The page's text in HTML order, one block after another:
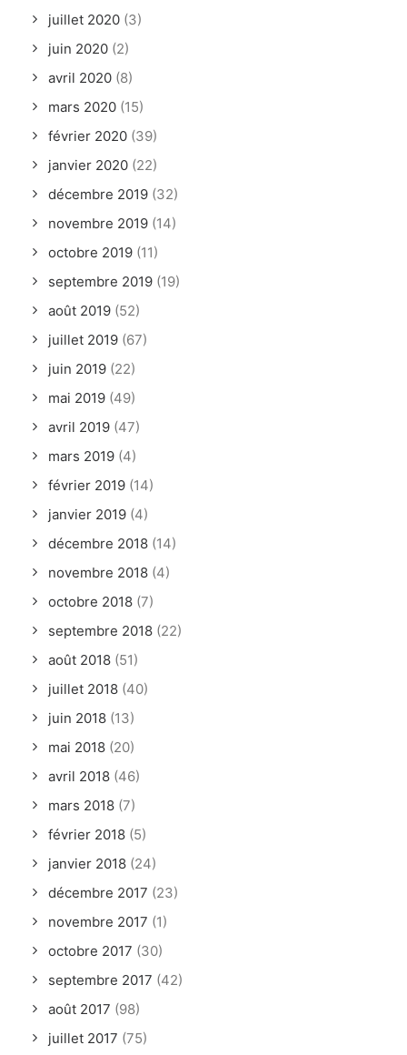
juillet 2020 (3)
juin 2020 (2)
avril 2020 (8)
mars 2020 (15)
février 2020 (39)
janvier 2020 (22)
décembre 2019 (32)
novembre 2019 (14)
octobre 2019 (11)
septembre 2019 (19)
août 2019 (52)
juillet 2019 (67)
juin 2019 (22)
mai 2019 (49)
avril 2019 (47)
mars 2019 (4)
février 2019 (14)
janvier 2019 (4)
décembre 2018 (14)
novembre 2018 (4)
octobre 2018 (7)
septembre 2018 (22)
août 2018 (51)
juillet 2018 (40)
juin 2018 (13)
mai 2018 (20)
avril 2018 (46)
mars 2018 (7)
février 2018 (5)
janvier 2018 (24)
décembre 2017 (23)
novembre 2017 (1)
octobre 2017 (30)
septembre 2017 (42)
août 2017 (98)
juillet 2017 (75)